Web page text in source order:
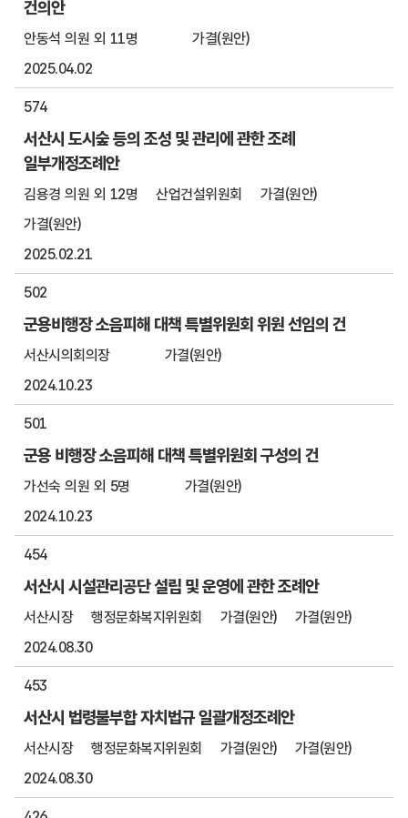
건의안
안동석 의원 외 11명
가결(원안)
2025.04.02
574
서산시 도시숲 등의 조성 및 관리에 관한 조례
일부개정조례안
김용경 의원 외 12명 산업건설위원회
가결(원안)
가결(원안)
2025.02.21
502
군용비행장 소음피해 대책 특별위원회 위원 선임의 건
서산시의회의장
가결(원안)
2024.10.23
501
군용 비행장 소음피해 대책 특별위원회 구성의 건
가선숙 의원 외 5명
가결(원안)
2024.10.23
454
서산시 시설관리공단 설립 및 운영에 관한 조례안
서산시장 행정문화복지위원회 가결(원안)
가결(원안)
2024.08.30
453
서산시 법령불부합 자치법규 일괄개정조례안
서산시장 행정문화복지위원회 가결(원안)
가결(원안)
2024.08.30